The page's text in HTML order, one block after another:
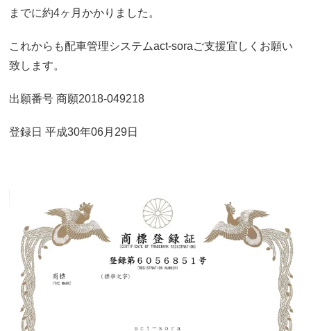
までに約4ヶ月かかりました。
これからも配車管理システムact-soraご支援宜しくお願い
致します。
出願番号 商願2018-049218
登録日 平成30年06月29日